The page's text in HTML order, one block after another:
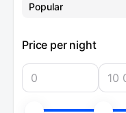
Popular
Price per night